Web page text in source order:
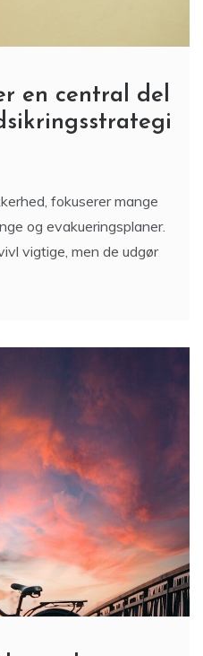
en central del
fokuserer mange
og evakueringsplaner.
vigtige, men de udgør